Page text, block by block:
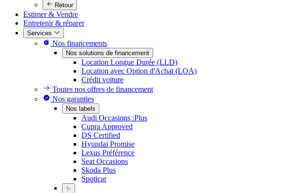
Retour
Estimer & Vendre
Entretenir & réparer
Services
Nos financements
Nos solutions de financement
Location Longue Durée (LLD)
Location avec Option d'Achat (LOA)
Crédit voiture
Toutes nos offres de financement
Nos garanties
Nos labels
Audi Occasions :Plus
Cupra Approved
DS Certified
Hyundai Promise
Lexus Préférence
Seat Occasions
Skoda Plus
Spoticar
✨